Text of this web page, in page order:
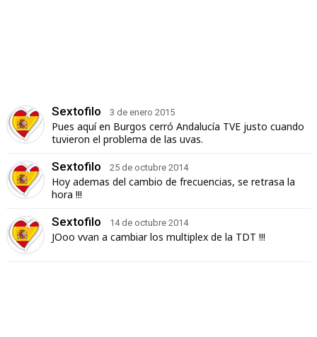
Sextofilo 3 de enero 2015
Pues aquí en Burgos cerró Andalucía TVE justo cuando
tuvieron el problema de las uvas.
Sextofilo 25 de octubre 2014
Hoy ademas del cambio de frecuencias, se retrasa la
hora !!!
Sextofilo 14 de octubre 2014
JOoo vvan a cambiar los multiplex de la TDT !!!